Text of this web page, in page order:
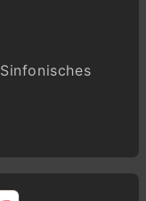
Sinfonisches